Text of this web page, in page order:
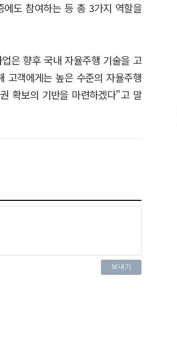
도 참여하는 등 총 3가지 역할을
은 향후 국내 자율주행 기술을 고
고객에게는 높은 수준의 자율주행
확보의 기반을 마련하겠다"고 말